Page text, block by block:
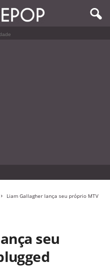
Liam Gallagher lança seu próprio MTV
seu